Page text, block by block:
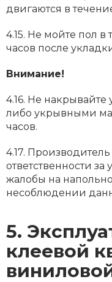
двигаются в
4.15. Не мойте пол
часов после
Внимание!
4.16. Не
либо укрывными
часов.
4.17.
ответственности
жалобы на
несоблюдении
5.
клеевой